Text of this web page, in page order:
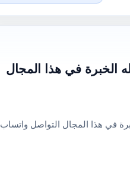
في هذا المجال
في هذا المجال التواصل واتساب